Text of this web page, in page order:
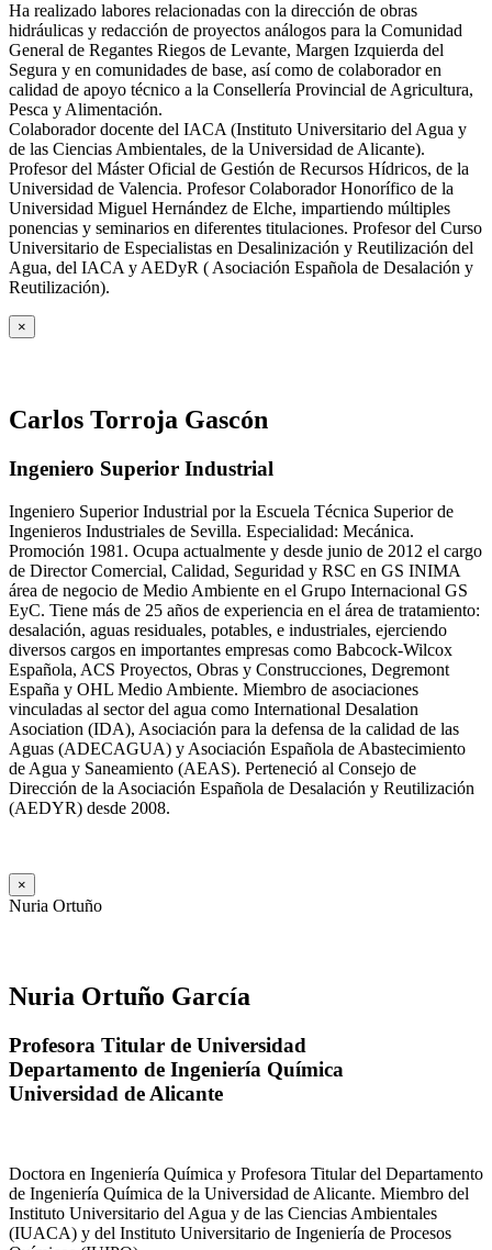
Ha realizado labores relacionadas con la dirección de obras
hidráulicas y redacción de proyectos análogos para la Comunidad
General de Regantes Riegos de Levante, Margen Izquierda del
Segura y en comunidades de base, así como de colaborador en
calidad de apoyo técnico a la Consellería Provincial de Agricultura,
Pesca y Alimentación.
Colaborador docente del IACA (Instituto Universitario del Agua y
de las Ciencias Ambientales, de la Universidad de Alicante).
Profesor del Máster Oficial de Gestión de Recursos Hídricos, de la
Universidad de Valencia. Profesor Colaborador Honorífico de la
Universidad Miguel Hernández de Elche, impartiendo múltiples
ponencias y seminarios en diferentes titulaciones. Profesor del Curso
Universitario de Especialistas en Desalinización y Reutilización del
Agua, del IACA y AEDyR ( Asociación Española de Desalación y
Reutilización).
×
Carlos Torroja Gascón
Ingeniero Superior Industrial
Ingeniero Superior Industrial por la Escuela Técnica Superior de
Ingenieros Industriales de Sevilla. Especialidad: Mecánica.
Promoción 1981. Ocupa actualmente y desde junio de 2012 el cargo
de Director Comercial, Calidad, Seguridad y RSC en GS INIMA
área de negocio de Medio Ambiente en el Grupo Internacional GS
EyC. Tiene más de 25 años de experiencia en el área de tratamiento:
desalación, aguas residuales, potables, e industriales, ejerciendo
diversos cargos en importantes empresas como Babcock-Wilcox
Española, ACS Proyectos, Obras y Construcciones, Degremont
España y OHL Medio Ambiente. Miembro de asociaciones
vinculadas al sector del agua como International Desalation
Asociation (IDA), Asociación para la defensa de la calidad de las
Aguas (ADECAGUA) y Asociación Española de Abastecimiento
de Agua y Saneamiento (AEAS). Perteneció al Consejo de
Dirección de la Asociación Española de Desalación y Reutilización
(AEDYR) desde 2008.
×
Nuria Ortuño
Nuria Ortuño García
Profesora Titular de Universidad
Departamento de Ingeniería Química
Universidad de Alicante
Doctora en Ingeniería Química y Profesora Titular del Departamento
de Ingeniería Química de la Universidad de Alicante. Miembro del
Instituto Universitario del Agua y de las Ciencias Ambientales
(IUACA) y del Instituto Universitario de Ingeniería de Procesos